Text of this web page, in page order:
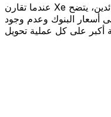
عندما تقارن Xe بالبنوك الرائدة ومقدمي الخدمات الرائدين، يتضح
أسعار البنوك وعدم وجود